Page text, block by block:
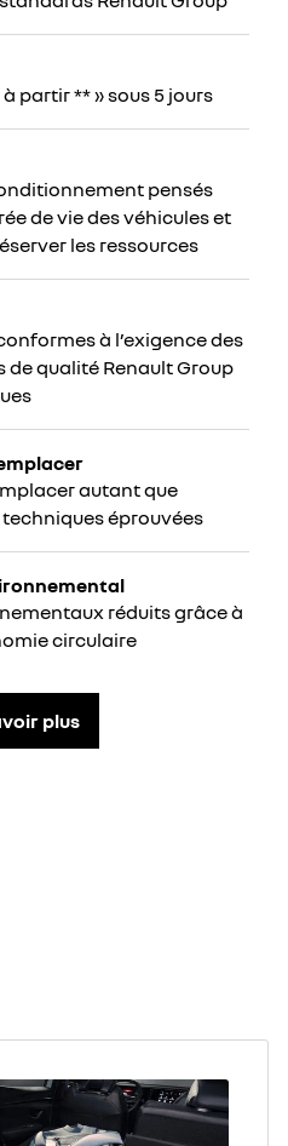
partir ** » sous 5 jours
pensés
de vie des véhicules et
les ressources
à l’exigence des
qualité Renault Group
autant que
éprouvées
réduits grâce à
circulaire
plus